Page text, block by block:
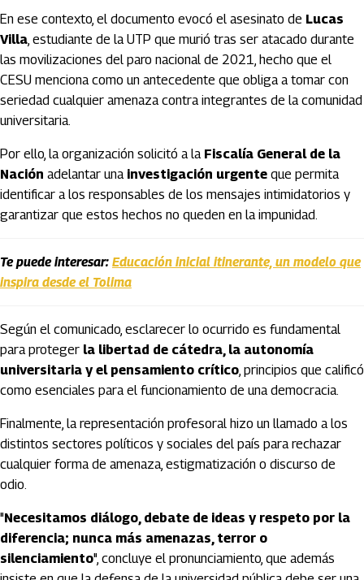
En ese contexto, el documento evocó el asesinato de Lucas
Villa, estudiante de la UTP que murió tras ser atacado durante
las movilizaciones del paro nacional de 2021, hecho que el
CESU menciona como un antecedente que obliga a tomar con
seriedad cualquier amenaza contra integrantes de la comunidad
universitaria.
Por ello, la organización solicitó a la Fiscalía General de la
Nación adelantar una investigación urgente que permita
identificar a los responsables de los mensajes intimidatorios y
garantizar que estos hechos no queden en la impunidad.
Te puede interesar: Educación inicial itinerante, un modelo que
inspira desde el Tolima
Según el comunicado, esclarecer lo ocurrido es fundamental
para proteger la libertad de cátedra, la autonomía
universitaria y el pensamiento crítico, principios que calificó
como esenciales para el funcionamiento de una democracia.
Finalmente, la representación profesoral hizo un llamado a los
distintos sectores políticos y sociales del país para rechazar
cualquier forma de amenaza, estigmatización o discurso de
odio.
"Necesitamos diálogo, debate de ideas y respeto por la
diferencia; nunca más amenazas, terror o
silenciamiento", concluye el pronunciamiento, que además